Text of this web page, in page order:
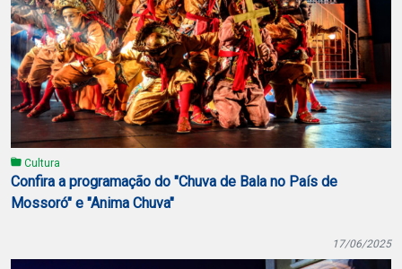
Cultura
Confira a programação do "Chuva de Bala no País de
Mossoró" e "Anima Chuva"
17/06/2025